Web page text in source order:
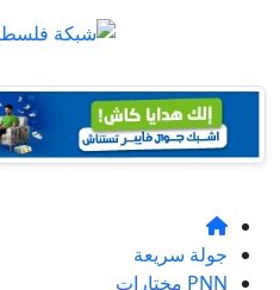
جولة سريعة
PNN مختارات